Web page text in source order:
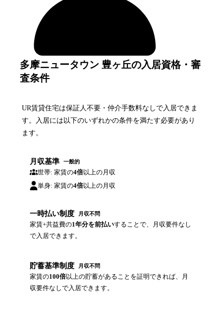
多摩ニュータウン 豊ヶ丘の入居資格・審
査条件
UR賃貸住宅は保証人不要・仲介手数料なしで入居できま
す。入居には以下のいずれかの条件を満たす必要があり
ます。
月収基準 一般的
世帯: 家賃の4倍以上の月収
単身: 家賃の4倍以上の月収
一時払い制度 月収不問
家賃+共益費の1年分を前払いすることで、月収要件なし
で入居できます。
貯蓄基準制度 月収不問
家賃の100倍以上の貯蓄があることを証明できれば、月
収要件なしで入居できます。